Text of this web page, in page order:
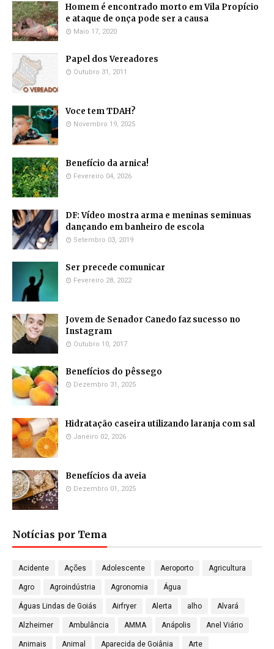
Homem é encontrado morto em Vila Propício
e ataque de onça pode ser a causa
Maio 17, 2020
Papel dos Vereadores
Outubro 31, 2011
Voce tem TDAH?
Novembro 19, 2025
Benefício da arnica!
Fevereiro 04, 2026
DF: Vídeo mostra arma e meninas seminuas
dançando em banheiro de escola
Setembro 03, 2019
Ser precede comunicar
Fevereiro 28, 2022
Jovem de Senador Canedo faz sucesso no
Instagram
Outubro 10, 2017
Benefícios do pêssego
Dezembro 31, 2025
Hidratação caseira utilizando laranja com sal
Janeiro 02, 2026
Benefícios da aveia
Dezembro 01, 2025
Notícias por Tema
Acidente Ações Adolescente Aeroporto Agricultura
Agro Agroindústria Agronomia Água
Águas Lindas de Goiás Airfryer Alerta alho Alvará
Alzheimer Ambulância AMMA Anápolis Anel Viário
Animais Animal Aparecida de Goiânia Arte